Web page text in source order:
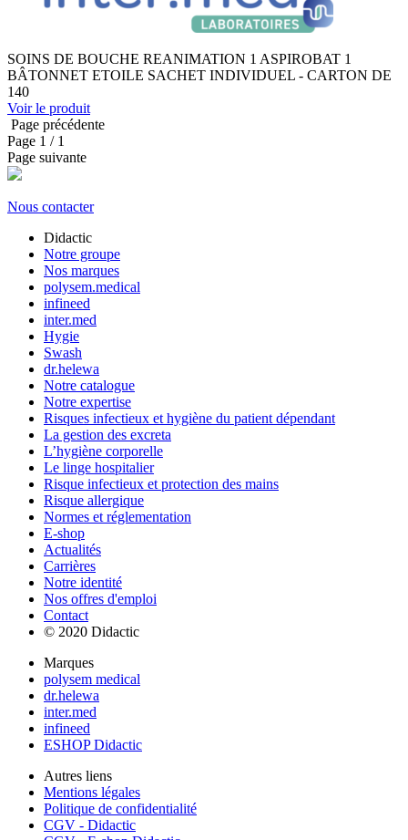
SOINS DE BOUCHE REANIMATION 1 ASPIROBAT 1
BÂTONNET ETOILE SACHET INDIVIDUEL - CARTON DE
140
Voir le produit
Page précédente
Page 1 / 1
Page suivante
Nous contacter
Didactic
Notre groupe
Nos marques
polysem.medical
infineed
inter.med
Hygie
Swash
dr.helewa
Notre catalogue
Notre expertise
Risques infectieux et hygiène du patient dépendant
La gestion des excreta
L’hygiène corporelle
Le linge hospitalier
Risque infectieux et protection des mains
Risque allergique
Normes et réglementation
E-shop
Actualités
Carrières
Notre identité
Nos offres d'emploi
Contact
© 2020 Didactic
Marques
polysem medical
dr.helewa
inter.med
infineed
ESHOP Didactic
Autres liens
Mentions légales
Politique de confidentialité
CGV - Didactic